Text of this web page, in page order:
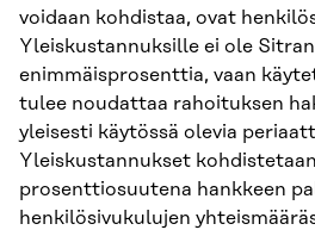
voidaan kohdistaa, ovat
Yleiskustannuksille ei ole
enimmäisprosenttia, vaan
tulee noudattaa rahoituksen
yleisesti käytössä olevia
Yleiskustannukset
prosenttiosuutena hankkeen
henkilösivukulujen